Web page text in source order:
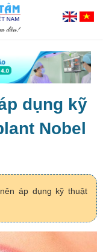
dụng kỹ
Nobel
áp dụng kỹ thuật